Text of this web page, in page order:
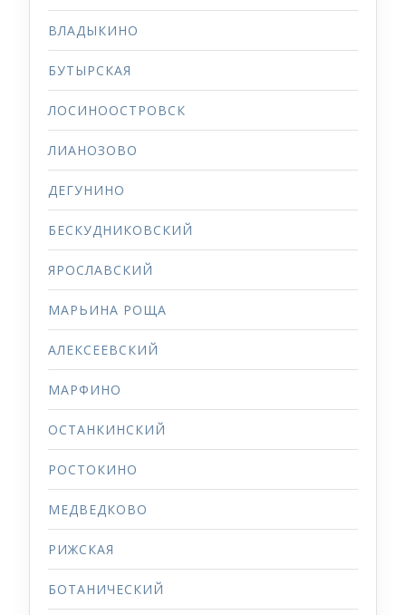
ВЛАДЫКИНО
БУТЫРСКАЯ
ЛОСИНООСТРОВСК
ЛИАНОЗОВО
ДЕГУНИНО
БЕСКУДНИКОВСКИЙ
ЯРОСЛАВСКИЙ
МАРЬИНА РОЩА
АЛЕКСЕЕВСКИЙ
МАРФИНО
ОСТАНКИНСКИЙ
РОСТОКИНО
МЕДВЕДКОВО
РИЖСКАЯ
БОТАНИЧЕСКИЙ